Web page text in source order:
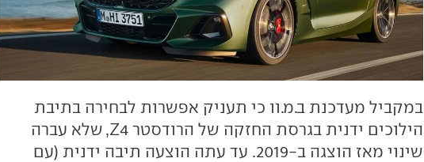
במקביל מעדכנת ב.מ.וו כי תעניק אפשרות לבחירה בתיבת
הילוכים ידנית בגרסת החזקה של הרודסטר Z4, שלא עברה
שינוי מאז הוצגה ב-2019. עד עתה הוצעה תיבה ידנית (עם